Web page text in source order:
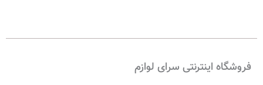
فروشگاه اینترنتی سرای لوازم